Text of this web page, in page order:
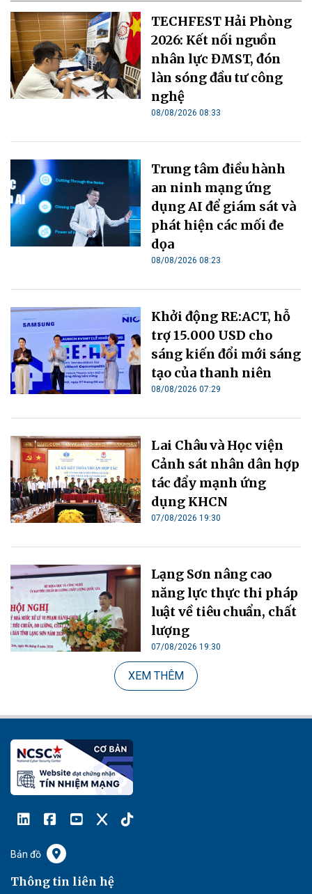
TECHFEST Hải Phòng
2026: Kết nối nguồn
nhân lực ĐMST, đón
làn sóng đầu tư công
nghệ
08/08/2026 08:33
Trung tâm điều hành
an ninh mạng ứng
dụng AI để giám sát và
phát hiện các mối đe
dọa
08/08/2026 08:23
Khởi động RE:ACT, hỗ
trợ 15.000 USD cho
sáng kiến đổi mới sáng
tạo của thanh niên
08/08/2026 07:29
Lai Châu và Học viện
Cảnh sát nhân dân hợp
tác đẩy mạnh ứng
dụng KHCN
07/08/2026 19:30
Lạng Sơn nâng cao
năng lực thực thi pháp
luật về tiêu chuẩn, chất
lượng
07/08/2026 19:30
XEM THÊM
Bản đồ
Thông tin liên hệ